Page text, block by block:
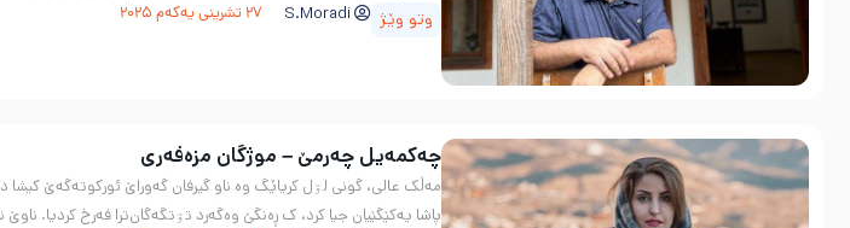
وتو وێژ S.Moradi 27 تشرینی یەکەم 2025
چەکمەیل چەرمێ – موژگان مزەفەری
مەڵک عالی، گونی لۊل کریاێگ وە ناو گیرفان گەوراێ ئورکوتەگەێ
پاشا یەکێگێیان جیا کرد، ک ڕەنگێ وەگەرد تۊتگەگان‌ترا فەرخ کردیا. ناوێ